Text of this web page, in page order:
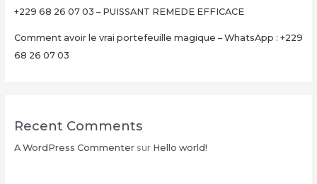
+229 68 26 07 03 – PUISSANT REMEDE EFFICACE
Comment avoir le vrai portefeuille magique – WhatsApp : +229
68 26 07 03
Recent Comments
A WordPress Commentersur Hello world!